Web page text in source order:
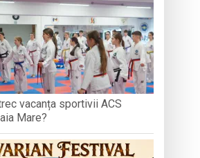
vacanța sportivii ACS
Mare?